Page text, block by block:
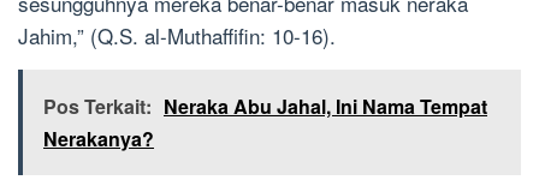
Jahim,” (Q.S. al-Muthaffifin: 10-16).
Pos Terkait: Neraka Abu Jahal, Ini Nama Tempat
Nerakanya?